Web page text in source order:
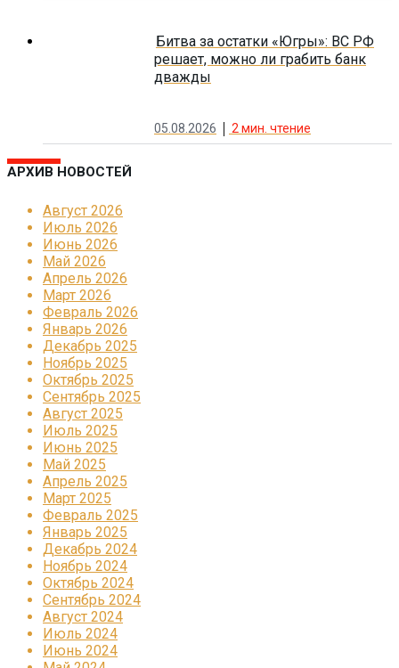
Битва за остатки «Югры»: ВС РФ
решает, можно ли грабить банк
дважды
05.08.2026 2 мин. чтение
АРХИВ НОВОСТЕЙ
Август 2026
Июль 2026
Июнь 2026
Май 2026
Апрель 2026
Март 2026
Февраль 2026
Январь 2026
Декабрь 2025
Ноябрь 2025
Октябрь 2025
Сентябрь 2025
Август 2025
Июль 2025
Июнь 2025
Май 2025
Апрель 2025
Март 2025
Февраль 2025
Январь 2025
Декабрь 2024
Ноябрь 2024
Октябрь 2024
Сентябрь 2024
Август 2024
Июль 2024
Июнь 2024